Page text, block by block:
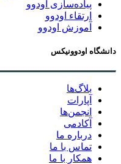
پیاده‌سازی اودوو
ارتقاء اودوو
آموزش اودوو
دانشگاه اودوونیکس
بلاگ‌ها
آپارات
انجمن‌ها
آکادمی
درباره ما
تماس با ما
همکار با ما